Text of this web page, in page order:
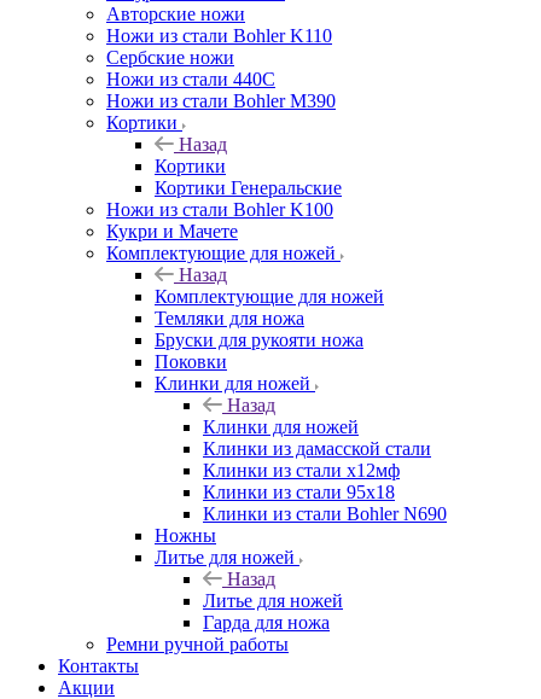
Авторские ножи
Ножи из стали Bohler K110
Сербские ножи
Ножи из стали 440С
Ножи из стали Bohler M390
Кортики
Назад
Кортики
Кортики Генеральские
Ножи из стали Bohler K100
Кукри и Мачете
Комплектующие для ножей
Назад
Комплектующие для ножей
Темляки для ножа
Бруски для рукояти ножа
Поковки
Клинки для ножей
Назад
Клинки для ножей
Клинки из дамасской стали
Клинки из стали х12мф
Клинки из стали 95х18
Клинки из стали Bohler N690
Ножны
Литье для ножей
Назад
Литье для ножей
Гарда для ножа
Ремни ручной работы
Контакты
Акции